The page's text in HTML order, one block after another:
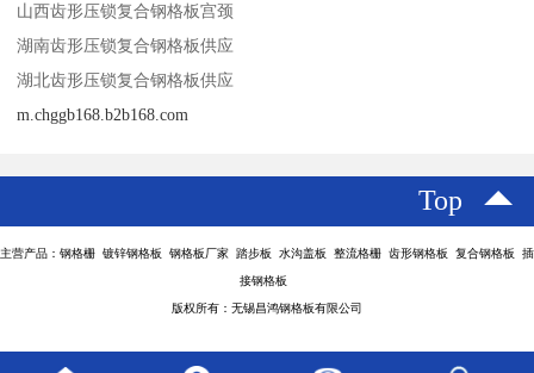
山西齿形压锁复合钢格板宫颈
湖南齿形压锁复合钢格板供应
湖北齿形压锁复合钢格板供应
m.chggb168.b2b168.com
Top
主营产品：钢格栅 镀锌钢格板 钢格板厂家 踏步板 水沟盖板 整流格栅 齿形钢格板 复合钢格板 插
接钢格板
版权所有：无锡昌鸿钢格板有限公司